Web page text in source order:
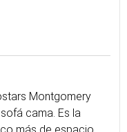
Montgomery
cama. Es la